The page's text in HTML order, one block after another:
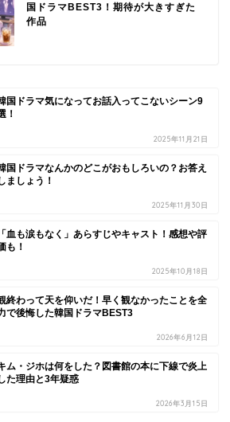
国ドラマBEST3！期待が大きすぎた
作品
国ドラマ気になってお話入ってこないシーン9
！
2025年11月21日
国ドラマなんかのどこがおもしろいの？お答え
ましょう！
2025年11月30日
「血も涙もなく」あらすじやキャスト！感想や評
も！
2025年10月18日
終わって天を仰いだ！早く観なかったことを全
で後悔した韓国ドラマBEST3
2026年6月12日
ム・ジホは何をした？図書館の本に下線で炎上
た理由と3年疑惑
2026年3月15日